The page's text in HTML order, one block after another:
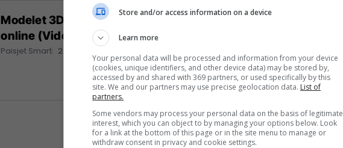
Modelet 3D të tre iPhone-ëve të ardhshëm shfaqen
online (Video)
Paisjet Smart 22/06/2018
Store and/or access information on a device
Learn more
Your personal data will be processed and information from your device
(cookies, unique identifiers, and other device data) may be stored by,
accessed by and shared with 369 partners, or used specifically by this
site. We and our partners may use precise geolocation data. List of
partners.
Some vendors may process your personal data on the basis of legitimate
interest, which you can object to by managing your options below. Look
for a link at the bottom of this page or in the site menu to manage or
withdraw consent in privacy and cookie settings.